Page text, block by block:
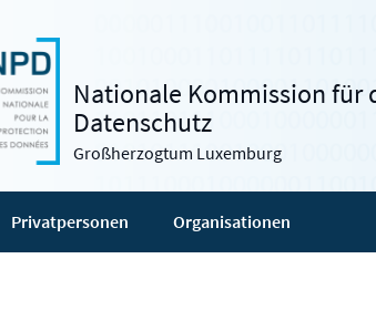
Nationale Kommission für
Datenschutz
Großherzogtum Luxemburg
Privatpersonen Organisationen